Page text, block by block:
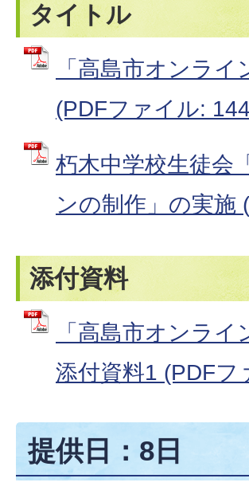
タイトル
「高島市オンラ
(PDFファイル:
朽木中学校生徒会
ンの制作」の実施
添付資料
「高島市オンラ
添付資料1 (PDFフ
提供日：8日